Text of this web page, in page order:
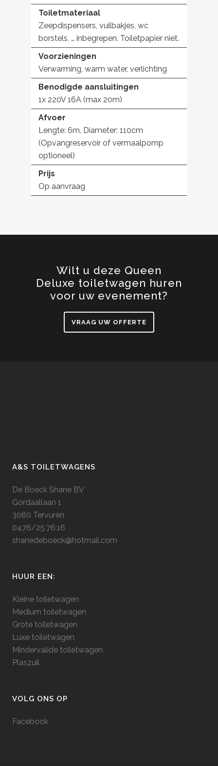
Toiletmateriaal
Zeepdispensers, vuilbakjes, wc
borstels, … inbegrepen. Toiletpapier niet.
Voorzieningen
Verwarming, warm water, verlichting
Benodigde aansluitingen
1x 220V 16A (max 20m)
Afvoer
Lengte: 6m, Diameter: 110cm
(Opvangreservoir of vermaalpomp
optioneel)
Prijs
Op aanvraag
Wilt u deze Queen
Deluxe toiletwagen huren
voor uw evenement?
VRAAG UW OFFERTE
A&S TOILETWAGENS
De Boeck Shane BV
Gordaallaan 1
3080 Tervuren
0476/25.76.16
shanedeboeck@hotmail.com
HUUR EEN:
Kleine toiletwagen
Medium toiletwagen
Grote toiletwagen
Luxe toiletwagen
Mindervalide toiletwagen
Plaszuil
VOLG ONS OP
Facebook